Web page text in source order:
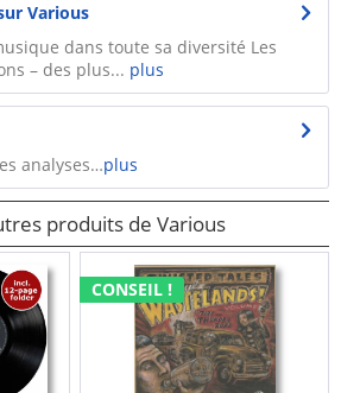
Various
dans toute sa diversité Les
– des plus... plus
analyses…plus
produits de Various
CONSEIL !